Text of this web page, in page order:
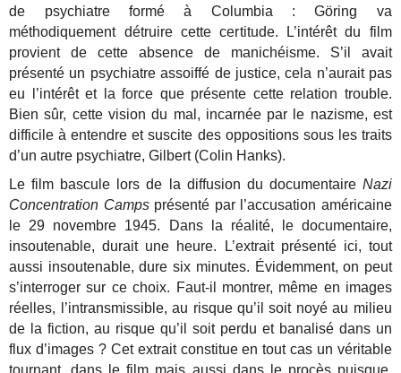
de psychiatre formé à Columbia : Göring va
méthodiquement détruire cette certitude. L’intérêt du film
provient de cette absence de manichéisme. S’il avait
présenté un psychiatre assoiffé de justice, cela n’aurait pas
eu l’intérêt et la force que présente cette relation trouble.
Bien sûr, cette vision du mal, incarnée par le nazisme, est
difficile à entendre et suscite des oppositions sous les traits
d’un autre psychiatre, Gilbert (Colin Hanks).
Le film bascule lors de la diffusion du documentaire Nazi
Concentration Campsprésenté par l’accusation américaine
le 29 novembre 1945. Dans la réalité, le documentaire,
insoutenable, durait une heure. L’extrait présenté ici, tout
aussi insoutenable, dure six minutes. Évidemment, on peut
s’interroger sur ce choix. Faut-il montrer, même en images
réelles, l’intransmissible, au risque qu’il soit noyé au milieu
de la fiction, au risque qu’il soit perdu et banalisé dans un
flux d’images ? Cet extrait constitue en tout cas un véritable
tournant, dans le film mais aussi dans le procès puisque,